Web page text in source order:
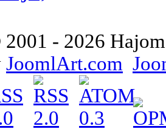
- 2026
JoomlArt.com